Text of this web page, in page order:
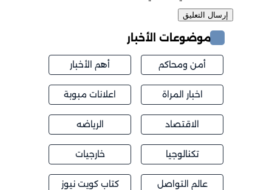
موضوعات الأخبار
أمن ومحاكم أهم الأخبار
اخبار المراة اعلانات مبوبة
الاقتصاد الرياضه
تكنالوجيا خارجيات
عالم التواصل
كتاب كويت نيوز